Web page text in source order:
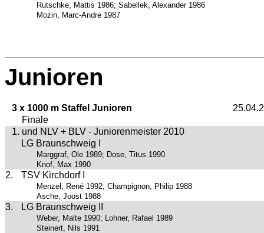
Rutschke, Mattis 1986; Sabellek, Alexander 1986
Mozin, Marc-Andre 1987
Junioren
3 x 1000 m Staffel Junioren
Finale
1. und NLV + BLV - Juniorenmeister 2010
LG Braunschweig I
Marggraf, Ole 1989; Dose, Titus 1990
Knof, Max 1990
2. TSV Kirchdorf I
Menzel, René 1992; Champignon, Philip 1988
Asche, Joost 1988
3. LG Braunschweig II
Weber, Malte 1990; Lohner, Rafael 1989
Steinert, Nils 1991